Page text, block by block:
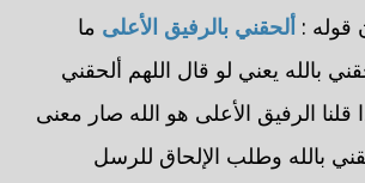
قوله : ألحقني بالرفيق الأعلى ما
بالله يعني لو قال اللهم ألحقني
قلنا الرفيق الأعلى هو الله صار معنى
بالله وطلب الإلحاق للرسل